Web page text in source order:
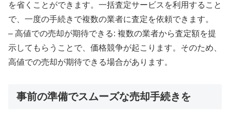
を省くことができます。一括査定サービスを利用すること
で、一度の手続きで複数の業者に査定を依頼できます。
– 高値での売却が期待できる: 複数の業者から査定額を提
示してもらうことで、価格競争が起こります。そのため、
高値での売却が期待できる場合があります。
事前の準備でスムーズな売却手続きを